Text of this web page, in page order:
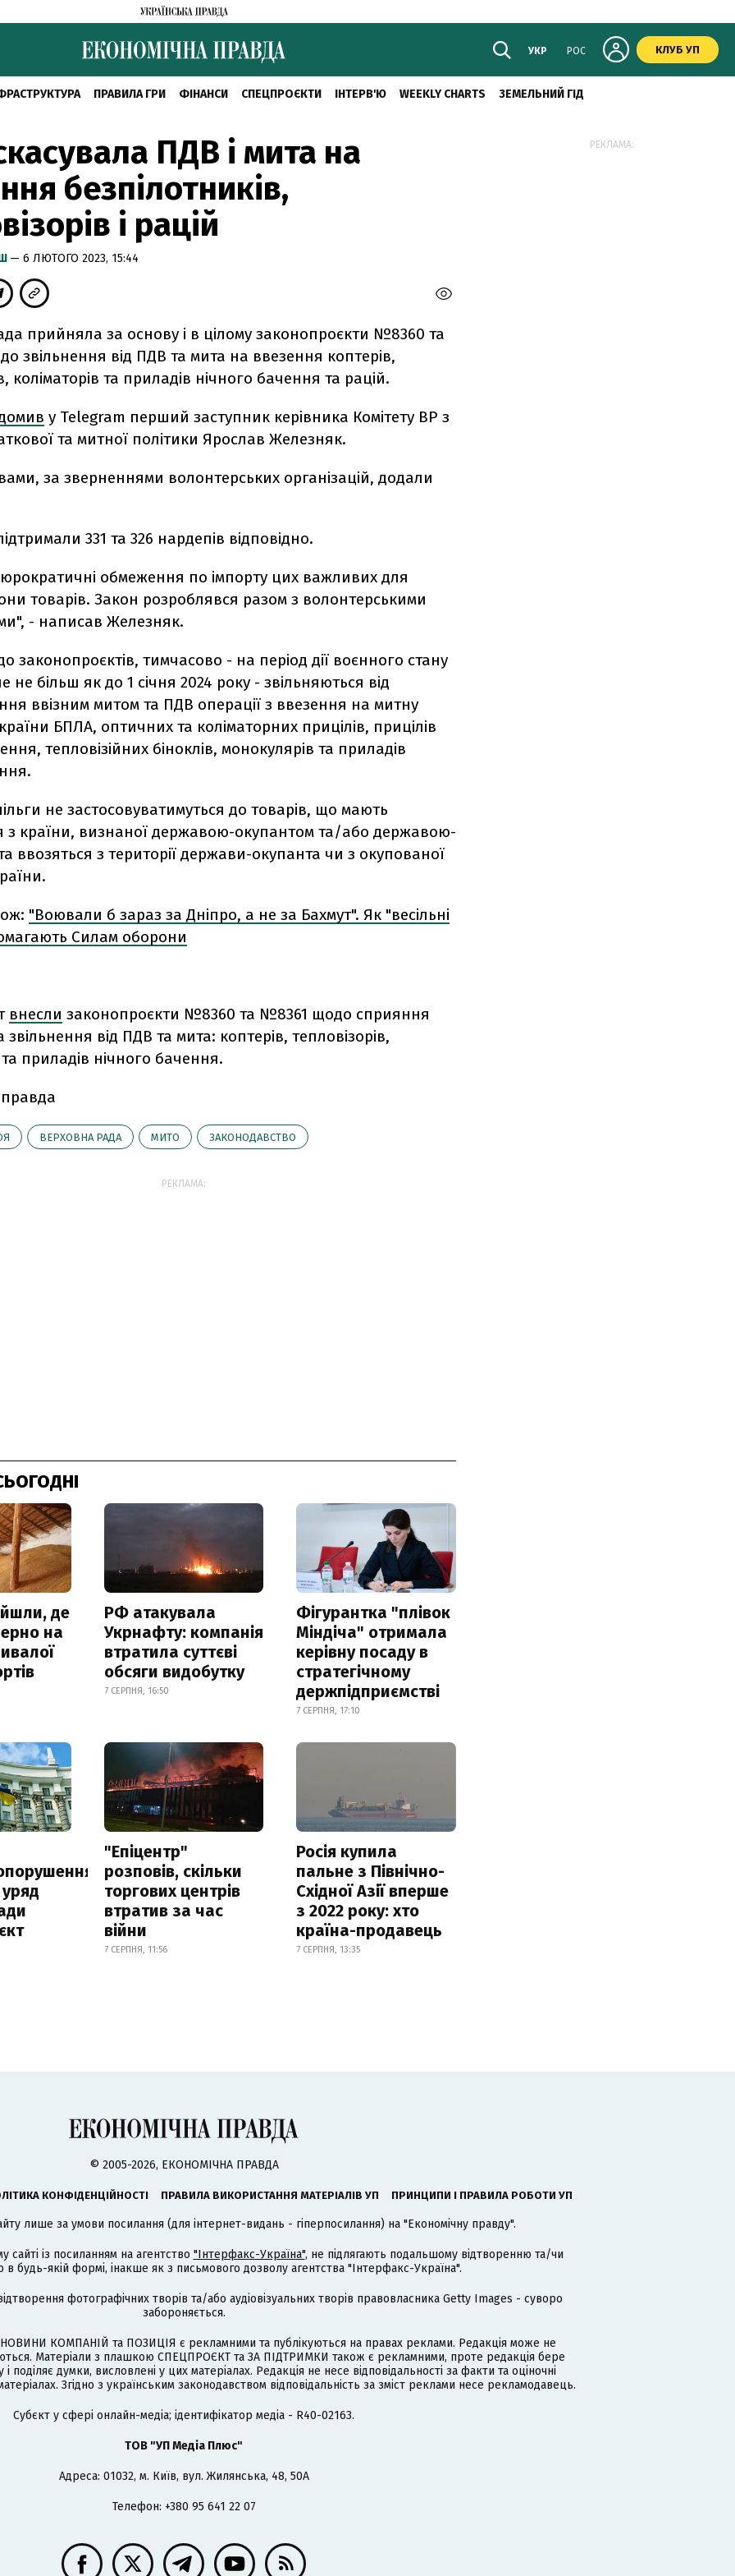
УКР РОС КЛУБ УП
ПРАВИЛА ГРИ ФІНАНСИ СПЕЦПРОЄКТИ ІНТЕРВ'Ю WEEKLY CHARTS ЗЕМЕЛЬНИЙ ГІД
ПДВ і мита на
безпілотників,
і рацій
— 6 ЛЮТОГО 2023, 15:44
прийняла за основу і в цілому законопроєкти №8360 та
звільнення від ПДВ та мита на ввезення коптерів,
коліматорів та приладів нічного бачення та рацій.
у Telegram перший заступник керівника Комітету ВР з
та митної політики Ярослав Железняк.
за зверненнями волонтерських організацій, додали
331 та 326 нардепів відповідно.
обмеження по імпорту цих важливих для
товарів. Закон розроблявся разом з волонтерськими
- написав Железняк.
законопроєктів, тимчасово - на період дії воєнного стану
не більш як до 1 січня 2024 року - звільняються від
ввізним митом та ПДВ операції з ввезення на митну
БПЛА, оптичних та коліматорних прицілів, прицілів
тепловізійних біноклів, монокулярів та приладів
не застосовуватимуться до товарів, що мають
з країни, визнаної державою-окупантом та/або державою-
ввозяться з території держави-окупанта чи з окупованої
"Воювали б зараз за Дніпро, а не за Бахмут". Як "весільні
Силам оборони
внесли законопроєкти №8360 та №8361 щодо сприяння
від ПДВ та мита: коптерів, тепловізорів,
та приладів нічного бачення.
ВЕРХОВНА РАДА МИТО ЗАКОНОДАВСТВО
РЕКЛАМА:
де
на
РФ атакувала
Укрнафту: компанія
втратила суттєві
обсяги видобутку
7 СЕРПНЯ, 16:50
Фігурантка "плівок
Міндіча" отримала
керівну посаду в
стратегічному
держпідприємстві
7 СЕРПНЯ, 17:10
"Епіцентр"
розповів, скільки
торгових центрів
втратив за час
війни
7 СЕРПНЯ, 11:56
Росія купила
пальне з Північно-
Східної Азії вперше
з 2022 року: хто
країна-продавець
7 СЕРПНЯ, 13:35
РЕКЛАМА:
© 2005-2026, ЕКОНОМІЧНА ПРАВДА
КОНФІДЕНЦІЙНОСТІ ПРАВИЛА ВИКОРИСТАННЯ МАТЕРІАЛІВ УП ПРИНЦИПИ І ПРАВИЛА РОБОТИ УП
лише за умови посилання (для інтернет-видань - гіперпосилання) на "Економічну правду".
сайті із посиланням на агентство "Інтерфакс-Україна", не підлягають подальшому відтворенню та/чи
будь-якій формі, інакше як з письмового дозволу агентства "Інтерфакс-Україна".
фотографічних творів та/або аудіовізуальних творів правовласника Getty Images - суворо
забороняється.
НОВИНИ КОМПАНІЙ та ПОЗИЦІЯ є рекламними та публікуються на правах реклами. Редакція може не
Матеріали з плашкою СПЕЦПРОЄКТ та ЗА ПІДТРИМКИ також є рекламними, проте редакція бере
поділяє думки, висловлені у цих матеріалах. Редакція не несе відповідальності за факти та оціночні
Згідно з українським законодавством відповідальність за зміст реклами несе рекламодавець.
Cубєкт у сфері онлайн-медіа; ідентифікатор медіа - R40-02163.
ТОВ "УП Медіа Плюс"
Адреса: 01032, м. Київ, вул. Жилянська, 48, 50А
Телефон: +380 95 641 22 07